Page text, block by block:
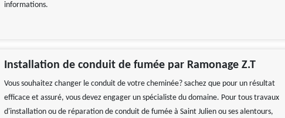
informations.
Installation de conduit de fumée par Ramonage Z.T
Vous souhaitez changer le conduit de votre cheminée? sachez que pour un résultat
efficace et assuré, vous devez engager un spécialiste du domaine. Pour tous travaux
d'installation ou de réparation de conduit de fumée à Saint Julien ou ses alentours,